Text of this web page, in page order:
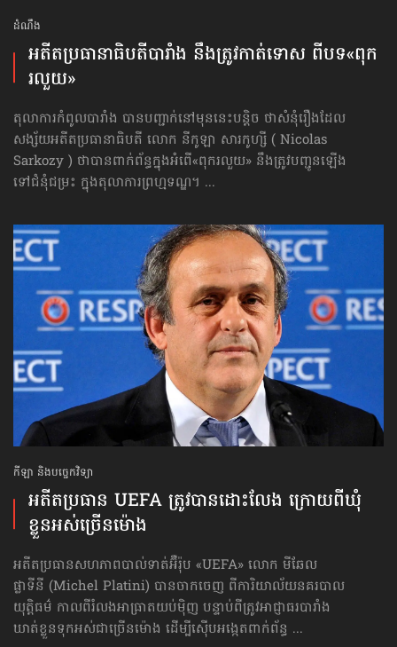
ដំណឹង
អតីត​ប្រធានាធិបតី​បារាំង នឹងត្រូវ​កាត់ទោស ពីបទ​«ពុក
រលួយ»
តុលាការកំពូលបារាំង បានបញ្ជាក់នៅមុននេះបន្តិច ថាសំនុំរឿងដែល
សង្ស័យអតីតប្រធានាធិបតី លោក នីកូឡា សារកូហ្សី ( Nicolas
Sarkozy ) ថាបានពាក់ព័ន្ធក្នុងអំពើ«ពុករលួយ» នឹងត្រូវបញ្ជូនឡើង
ទៅជំនុំជម្រះ ក្នុងតុលាការព្រហ្មទណ្ឌ។ ...
កីឡា និងបច្ចេកវិទ្យា
អតីតប្រធាន UEFA ត្រូវបានដោះលែង ក្រោយពីឃុំ
ខ្លួនអស់ច្រើនម៉ោង
អតីតប្រធានសហភាពបាល់ទាត់អ៊ឺរ៉ុប «UEFA» លោក មីឆែល
ផ្លាទីនី (Michel Platini) បានចាកចេញ ពីការិយាល័យនគរបាល
យុត្តិធម៌ កាលពីរំលងអាធ្រាតយប់ម៉ិញ បន្ទាប់ពីត្រូវអាជ្ញាធរបារាំង
ឃាត់ខ្លួនទុកអស់ជាច្រើនម៉ោង ដើម្បីស៊ើបអង្កេតពាក់ព័ន្ធ ...